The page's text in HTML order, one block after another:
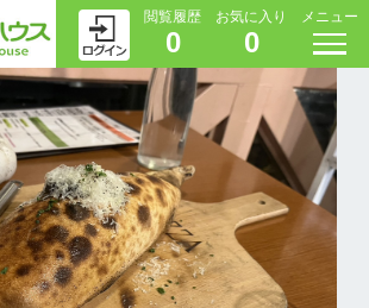
閲覧履歴
0
お気に入り
0
メニュー